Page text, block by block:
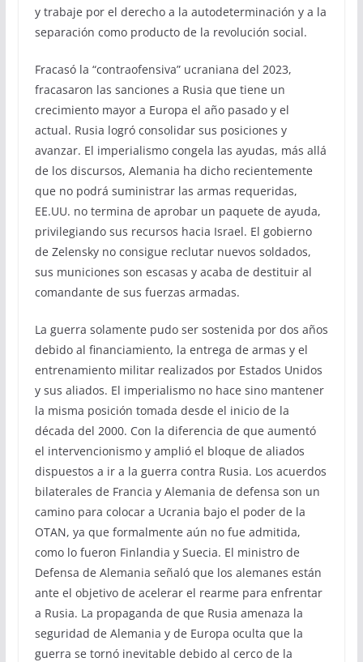
y trabaje por el derecho a la autodeterminación y a la
separación como producto de la revolución social.
Fracasó la “contraofensiva” ucraniana del 2023,
fracasaron las sanciones a Rusia que tiene un
crecimiento mayor a Europa el año pasado y el
actual. Rusia logró consolidar sus posiciones y
avanzar. El imperialismo congela las ayudas, más allá
de los discursos, Alemania ha dicho recientemente
que no podrá suministrar las armas requeridas,
EE.UU. no termina de aprobar un paquete de ayuda,
privilegiando sus recursos hacia Israel. El gobierno
de Zelensky no consigue reclutar nuevos soldados,
sus municiones son escasas y acaba de destituir al
comandante de sus fuerzas armadas.
La guerra solamente pudo ser sostenida por dos años
debido al financiamiento, la entrega de armas y el
entrenamiento militar realizados por Estados Unidos
y sus aliados. El imperialismo no hace sino mantener
la misma posición tomada desde el inicio de la
década del 2000. Con la diferencia de que aumentó
el intervencionismo y amplió el bloque de aliados
dispuestos a ir a la guerra contra Rusia. Los acuerdos
bilaterales de Francia y Alemania de defensa son un
camino para colocar a Ucrania bajo el poder de la
OTAN, ya que formalmente aún no fue admitida,
como lo fueron Finlandia y Suecia. El ministro de
Defensa de Alemania señaló que los alemanes están
ante el objetivo de acelerar el rearme para enfrentar
a Rusia. La propaganda de que Rusia amenaza la
seguridad de Alemania y de Europa oculta que la
guerra se tornó inevitable debido al cerco de la